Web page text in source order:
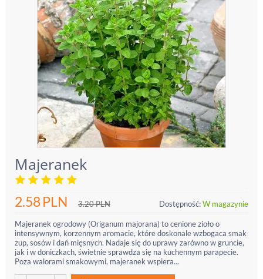
Majeranek
2.58PLN 3.20PLN Dostępność:W magazynie
Majeranek ogrodowy (Origanum majorana) to cenione zioło o
intensywnym, korzennym aromacie, które doskonale wzbogaca smak
zup, sosów i dań mięsnych. Nadaje się do uprawy zarówno w gruncie,
jak i w doniczkach, świetnie sprawdza się na kuchennym parapecie.
Poza walorami smakowymi, majeranek wspiera...